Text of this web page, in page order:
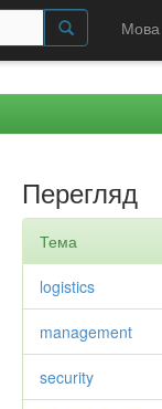
Мова
Перегляд
Тема
logistics
management
security